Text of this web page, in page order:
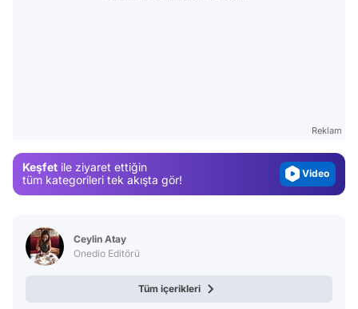
Reklam
Keşfet ile ziyaret ettiğin
tüm kategorileri tek akışta gör!
Video
Ceylin Atay
Onedio Editörü
Tüm içerikleri